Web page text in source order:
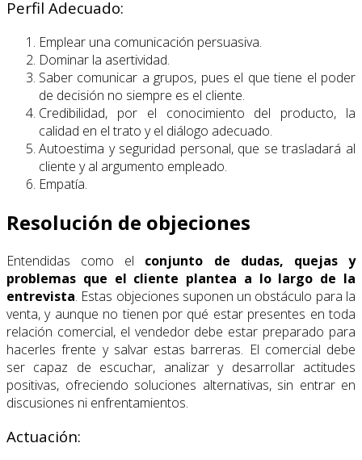
Perfil Adecuado:
Emplear una comunicación persuasiva.
Dominar la asertividad.
Saber comunicar a grupos, pues el que tiene el poder
de decisión no siempre es el cliente.
Credibilidad, por el conocimiento del producto, la
calidad en el trato y el diálogo adecuado.
Autoestima y seguridad personal, que se trasladará al
cliente y al argumento empleado.
Empatía.
Resolución de objeciones
Entendidas como el conjunto de dudas, quejas y
problemas que el cliente plantea a lo largo de la
entrevista. Estas objeciones suponen un obstáculo para la
venta, y aunque no tienen por qué estar presentes en toda
relación comercial, el vendedor debe estar preparado para
hacerles frente y salvar estas barreras. El comercial debe
ser capaz de escuchar, analizar y desarrollar actitudes
positivas, ofreciendo soluciones alternativas, sin entrar en
discusiones ni enfrentamientos.
Actuación: